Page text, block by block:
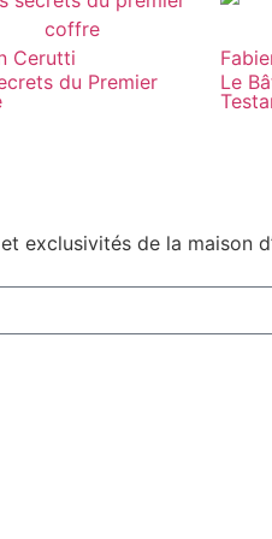
Cerutti
du Premier
Le
exclusivités de la maison